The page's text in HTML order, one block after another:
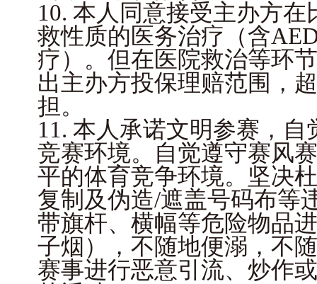
10. 本人同意接受主办方
救性质的医务治疗（含
疗）。但在医院救治等环
出主办方投保理赔范围，
担。
11. 本人承诺文明参赛，
竞赛环境。自觉遵守赛风
平的体育竞争环境。坚决
复制及伪造/遮盖号码布等
带旗杆、横幅等危险物品
子烟），不随地便溺，不
赛事进行恶意引流、炒作